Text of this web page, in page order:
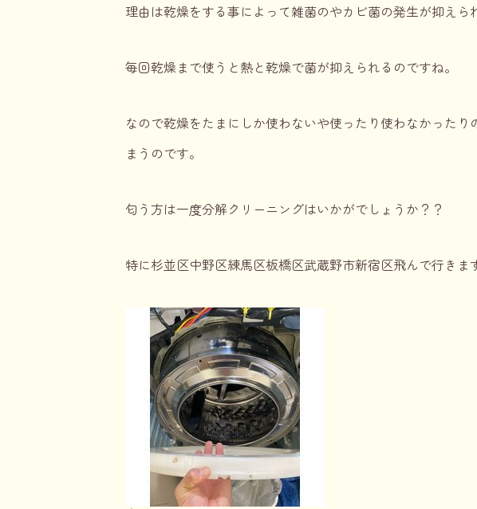
理由は乾燥をする事によって雑菌のやカビ菌の発生が抑えら
毎回乾燥まで使うと熱と乾燥で菌が抑えられるのですね。
なので乾燥をたまにしか使わないや使ったり使わなかったり
まうのです。
匂う方は一度分解クリーニングはいかがでしょうか？？
特に杉並区中野区練馬区板橋区武蔵野市新宿区飛んで行きま